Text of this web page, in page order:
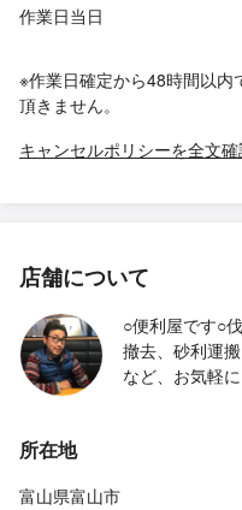
作業日当日
※作業日確定から48時間以内
頂きません。
キャンセルポリシーを全文確
店舗について
○便利屋です○
撤去、砂利運
など、お気軽
所在地
富山県富山市